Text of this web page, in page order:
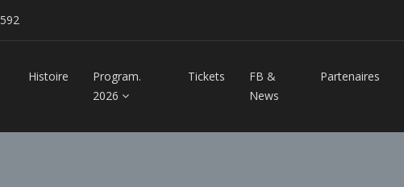
Histoire
Program.
2026
Tickets
FB &
News
Partenaires